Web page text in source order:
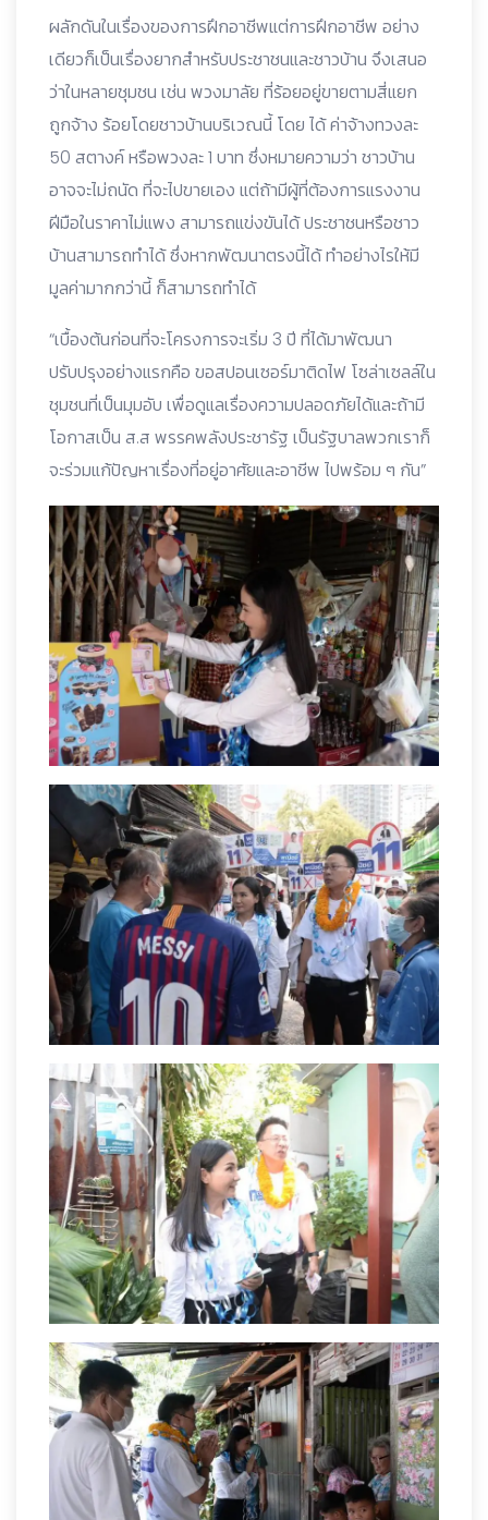
ผลักดันในเรื่องของการฝึกอาชีพแต่การฝึกอาชีพ อย่าง
เดียวก็เป็นเรื่องยากสำหรับประชาชนและชาวบ้าน จึงเสนอ
ว่าในหลายชุมชน เช่น พวงมาลัย ที่ร้อยอยู่ขายตามสี่แยก
ถูกจ้าง ร้อยโดยชาวบ้านบริเวณนี้ โดย ได้ ค่าจ้างทวงละ
50 สตางค์ หรือพวงละ 1 บาท ซึ่งหมายความว่า ชาวบ้าน
อาจจะไม่ถนัด ที่จะไปขายเอง แต่ถ้ามีผู้ที่ต้องการแรงงาน
ฝีมือในราคาไม่แพง สามารถแข่งขันได้ ประชาชนหรือชาว
บ้านสามารถทำได้ ซึ่งหากพัฒนาตรงนี้ได้ ทำอย่างไรให้มี
มูลค่ามากกว่านี้ ก็สามารถทำได้
“เบื้องต้นก่อนที่จะโครงการจะเริ่ม 3 ปี ที่ได้มาพัฒนา
ปรับปรุงอย่างแรกคือ ขอสปอนเซอร์มาติดไฟ โซล่าเซลล์ใน
ชุมชนที่เป็นมุมอับ เพื่อดูแลเรื่องความปลอดภัยได้และถ้ามี
โอกาสเป็น ส.ส พรรคพลังประชารัฐ เป็นรัฐบาลพวกเราก็
จะร่วมแก้ปัญหาเรื่องที่อยู่อาศัยและอาชีพ ไปพร้อม ๆ กัน”